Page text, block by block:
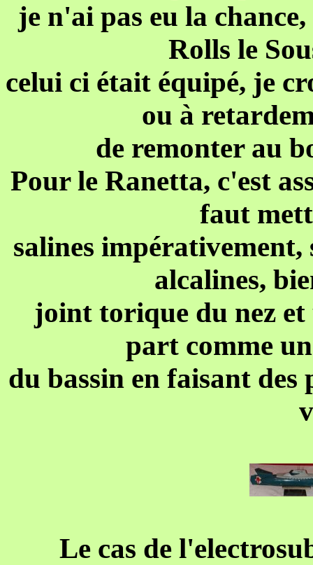
je n'ai pas eu la
Rolls le
celui ci était équipé, je
ou à
de remonter au
Pour le Ranetta, c'est
faut
salines impérativement,
alcalines,
joint torique du nez et
part comme
du bassin en faisant des
Le cas de